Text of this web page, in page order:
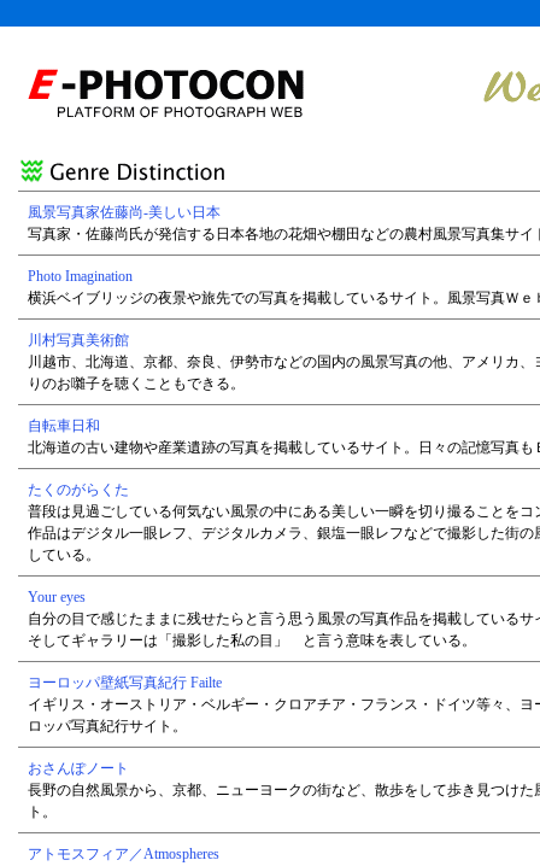
風景写真家佐藤尚-美しい日本
写真家・佐藤尚氏が発信する日本各地の花畑や棚田などの農村風景写真集サ
Photo Imagination
横浜ベイブリッジの夜景や旅先での写真を掲載しているサイト。風景写真Ｗ
川村写真美術館
川越市、北海道、京都、奈良、伊勢市などの国内の風景写真の他、アメリカ
りのお囃子を聴くこともできる。
自転車日和
北海道の古い建物や産業遺跡の写真を掲載しているサイト。日々の記憶写真も
たくのがらくた
普段は見過ごしている何気ない風景の中にある美しい一瞬を切り撮ることを
作品はデジタル一眼レフ、デジタルカメラ、銀塩一眼レフなどで撮影した街
している。
Your eyes
自分の目で感じたままに残せたらと言う思う風景の写真作品を掲載している
そしてギャラリーは「撮影した私の目」 と言う意味を表している。
ヨーロッパ壁紙写真紀行 Failte
イギリス・オーストリア・ベルギー・クロアチア・フランス・ドイツ等々、
ロッパ写真紀行サイト。
おさんぽノート
長野の自然風景から、京都、ニューヨークの街など、散歩をして歩き見つけ
ト。
アトモスフィア／Atmospheres